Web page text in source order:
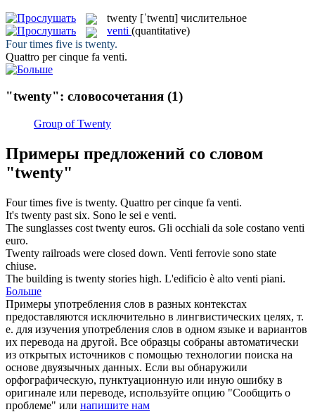
twenty [ˈtwentɪ] числительное
venti (quantitative)
Four times five is twenty.
Quattro per cinque fa venti.
"twenty": словосочетания (1)
Group of Twenty
Примеры предложений со словом
"twenty"
Four times five is twenty. Quattro per cinque fa venti.
It's twenty past six. Sono le sei e venti.
The sunglasses cost twenty euros. Gli occhiali da sole costano venti
euro.
Twenty railroads were closed down. Venti ferrovie sono state
chiuse.
The building is twenty stories high. L'edificio è alto venti piani.
Больше
Примеры употребления слов в разных контекстах
предоставляются исключительно в лингвистических целях, т.
е. для изучения употребления слов в одном языке и вариантов
их перевода на другой. Все образцы собраны автоматически
из открытых источников с помощью технологии поиска на
основе двуязычных данных. Если вы обнаружили
орфографическую, пунктуационную или иную ошибку в
оригинале или переводе, используйте опцию "Сообщить о
проблеме" или напишите нам